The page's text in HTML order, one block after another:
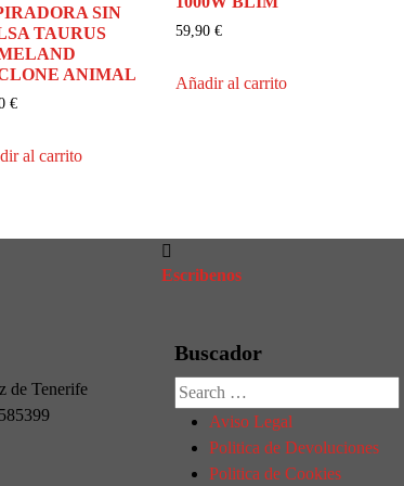
SIN
TAURUS
ANIMAL
€
al carrito
59,90 €
Añadir al carrito
Escribenos
de Tenerife
Buscador
Búsqueda
de:
Aviso Legal
Politica de Devoluciones
Politica de Cookies